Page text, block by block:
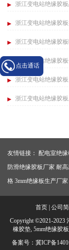
浙江变电站绝缘胶
浙江变电站绝缘胶
浙江变电站绝缘胶
浙江变电站绝缘胶
浙江变电站绝缘胶
浙江变电站绝缘胶
友情链接： 配电室绝
防滑绝缘胶板厂家 耐
格 3mm绝缘板生产厂家
首页 公司
Copyright ©2021-
橡胶垫, 5mm绝缘胶
备案号： 冀ICP备
点击通话